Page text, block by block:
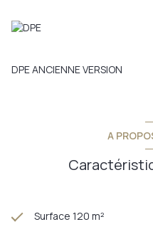
DPE ANCIENNE VERSION
A
Surface 120 m²